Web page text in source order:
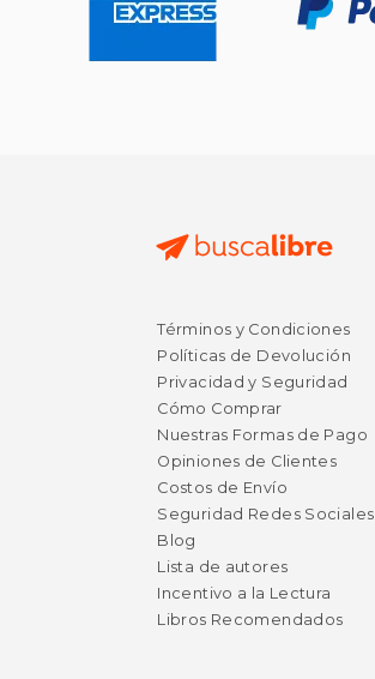
Términos y Condiciones
Políticas de Devolución
Privacidad y Seguridad
Cómo Comprar
Nuestras Formas de Pago
Opiniones de Clientes
Costos de Envío
Seguridad Redes Sociales
Blog
Lista de autores
Incentivo a la Lectura
Libros Recomendados